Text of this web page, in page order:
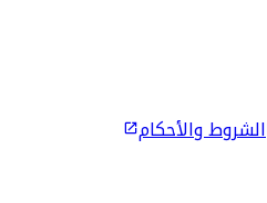
الشروط والأحكام